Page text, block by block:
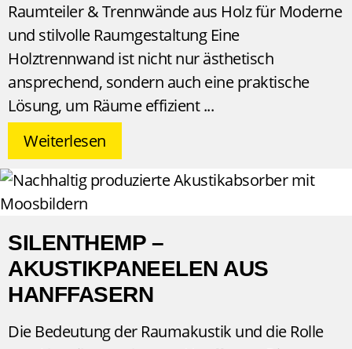
Raumteiler & Trennwände aus Holz für Moderne
und stilvolle Raumgestaltung Eine
Holztrennwand ist nicht nur ästhetisch
ansprechend, sondern auch eine praktische
Lösung, um Räume effizient
Weiterlesen
SILENTHEMP –
AKUSTIKPANEELEN AUS
HANFFASERN
Die Bedeutung der Raumakustik und die Rolle